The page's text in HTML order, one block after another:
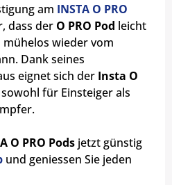
am INSTA O PRO
dass der O PRO Pod leicht
wieder vom
Dank seines
eignet sich der Insta O
sowohl für Einsteiger als
O PRO Pods jetzt günstig
und geniessen Sie jeden